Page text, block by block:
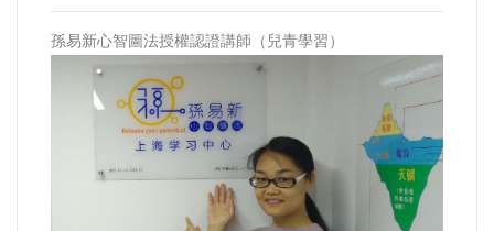
孫易新心智圖法授權認證講師（兒青學習）